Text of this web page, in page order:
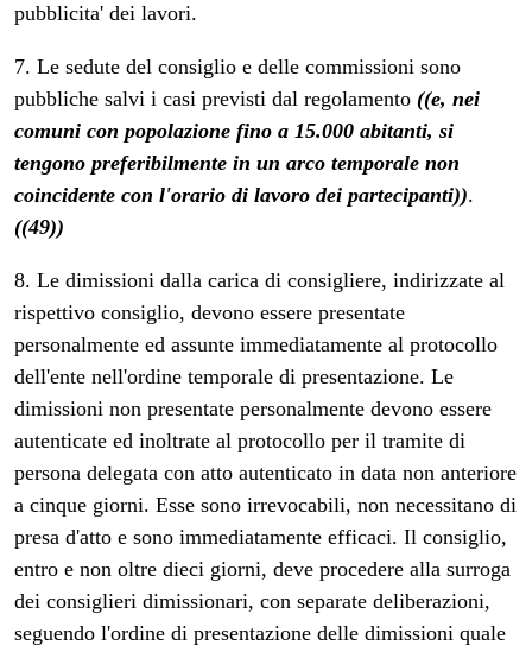
pubblicita' dei lavori.
7. Le sedute del consiglio e delle commissioni sono
pubbliche salvi i casi previsti dal regolamento ((e, nei
comuni con popolazione fino a 15.000 abitanti, si
tengono preferibilmente in un arco temporale non
coincidente con l'orario di lavoro dei partecipanti)).
((49))
8. Le dimissioni dalla carica di consigliere, indirizzate al
rispettivo consiglio, devono essere presentate
personalmente ed assunte immediatamente al protocollo
dell'ente nell'ordine temporale di presentazione. Le
dimissioni non presentate personalmente devono essere
autenticate ed inoltrate al protocollo per il tramite di
persona delegata con atto autenticato in data non anteriore
a cinque giorni. Esse sono irrevocabili, non necessitano di
presa d'atto e sono immediatamente efficaci. Il consiglio,
entro e non oltre dieci giorni, deve procedere alla surroga
dei consiglieri dimissionari, con separate deliberazioni,
seguendo l'ordine di presentazione delle dimissioni quale